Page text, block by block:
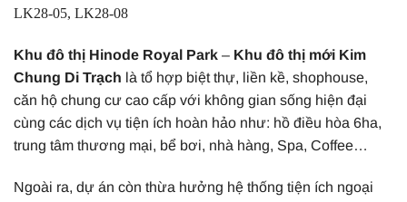
LK28-05, LK28-08
Khu đô thị Hinode Royal Park – Khu đô thị mới Kim
Chung Di Trạch là tổ hợp biệt thự, liền kề, shophouse,
căn hộ chung cư cao cấp với không gian sống hiện đại
cùng các dịch vụ tiện ích hoàn hảo như: hồ điều hòa 6ha,
trung tâm thương mại, bể bơi, nhà hàng, Spa, Coffee…
Ngoài ra, dự án còn thừa hưởng hệ thống tiện ích ngoại